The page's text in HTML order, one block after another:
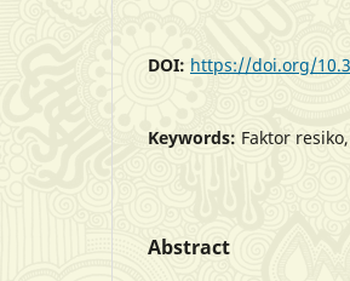
DOI: https://doi.org/
Keywords: Faktor
Abstract